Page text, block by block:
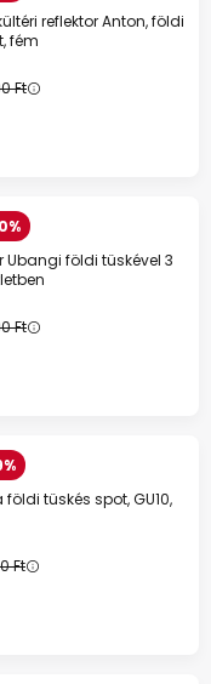
reflektor Anton, földi
fém
Ft
Ubangi földi tüskével 3
Ft
tüskés spot, GU10,
Ft